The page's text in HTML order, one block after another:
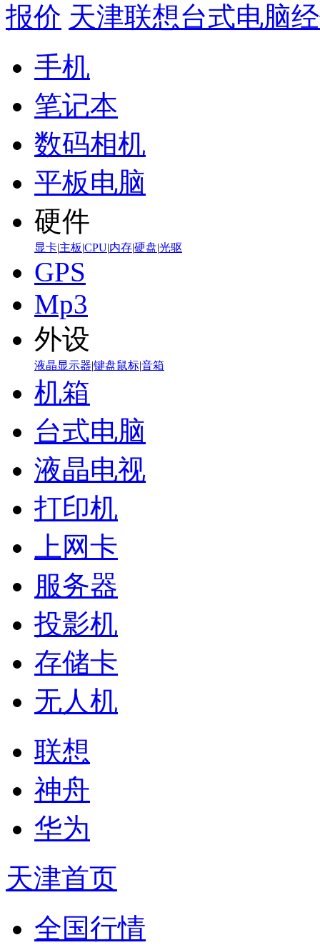
报价 天津联想台式电脑
手机
笔记本
数码相机
平板电脑
硬件
显卡|主板|CPU|内存|硬盘|光驱
GPS
Mp3
外设
液晶显示器|键盘鼠标|音箱
机箱
台式电脑
液晶电视
打印机
上网卡
服务器
投影机
存储卡
无人机
联想
神舟
华为
天津首页
全国行情